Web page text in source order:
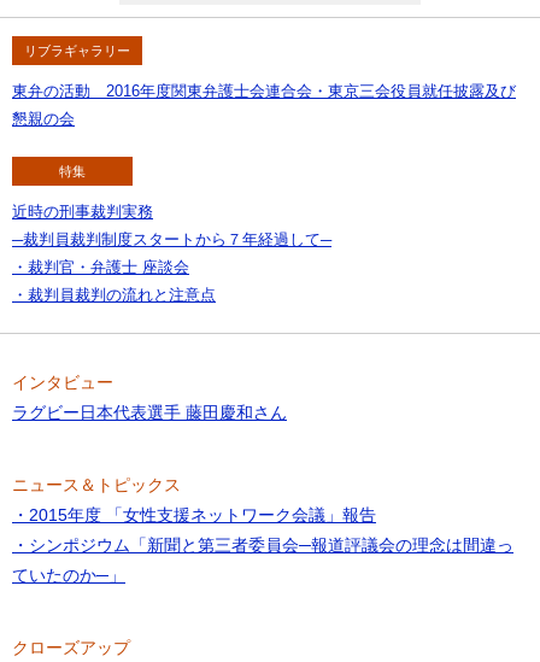
リブラギャラリー
東弁の活動 2016年度関東弁護士会連合会・東京三会役員就任披露及び
懇親の会
特集
近時の刑事裁判実務
─裁判員裁判制度スタートから７年経過して─
・裁判官・弁護士 座談会
・裁判員裁判の流れと注意点
インタビュー
ラグビー日本代表選手 藤田慶和さん
ニュース＆トピックス
・2015年度 「女性支援ネットワーク会議」報告
・シンポジウム「新聞と第三者委員会─報道評議会の理念は間違っ
ていたのか─」
クローズアップ